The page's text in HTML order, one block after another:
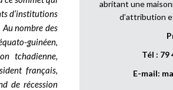
d’institutions
nombre des
guinéen,
tchadienne,
français,
de récession
abritant une
d’attribution
Tél : 79
E-mail: